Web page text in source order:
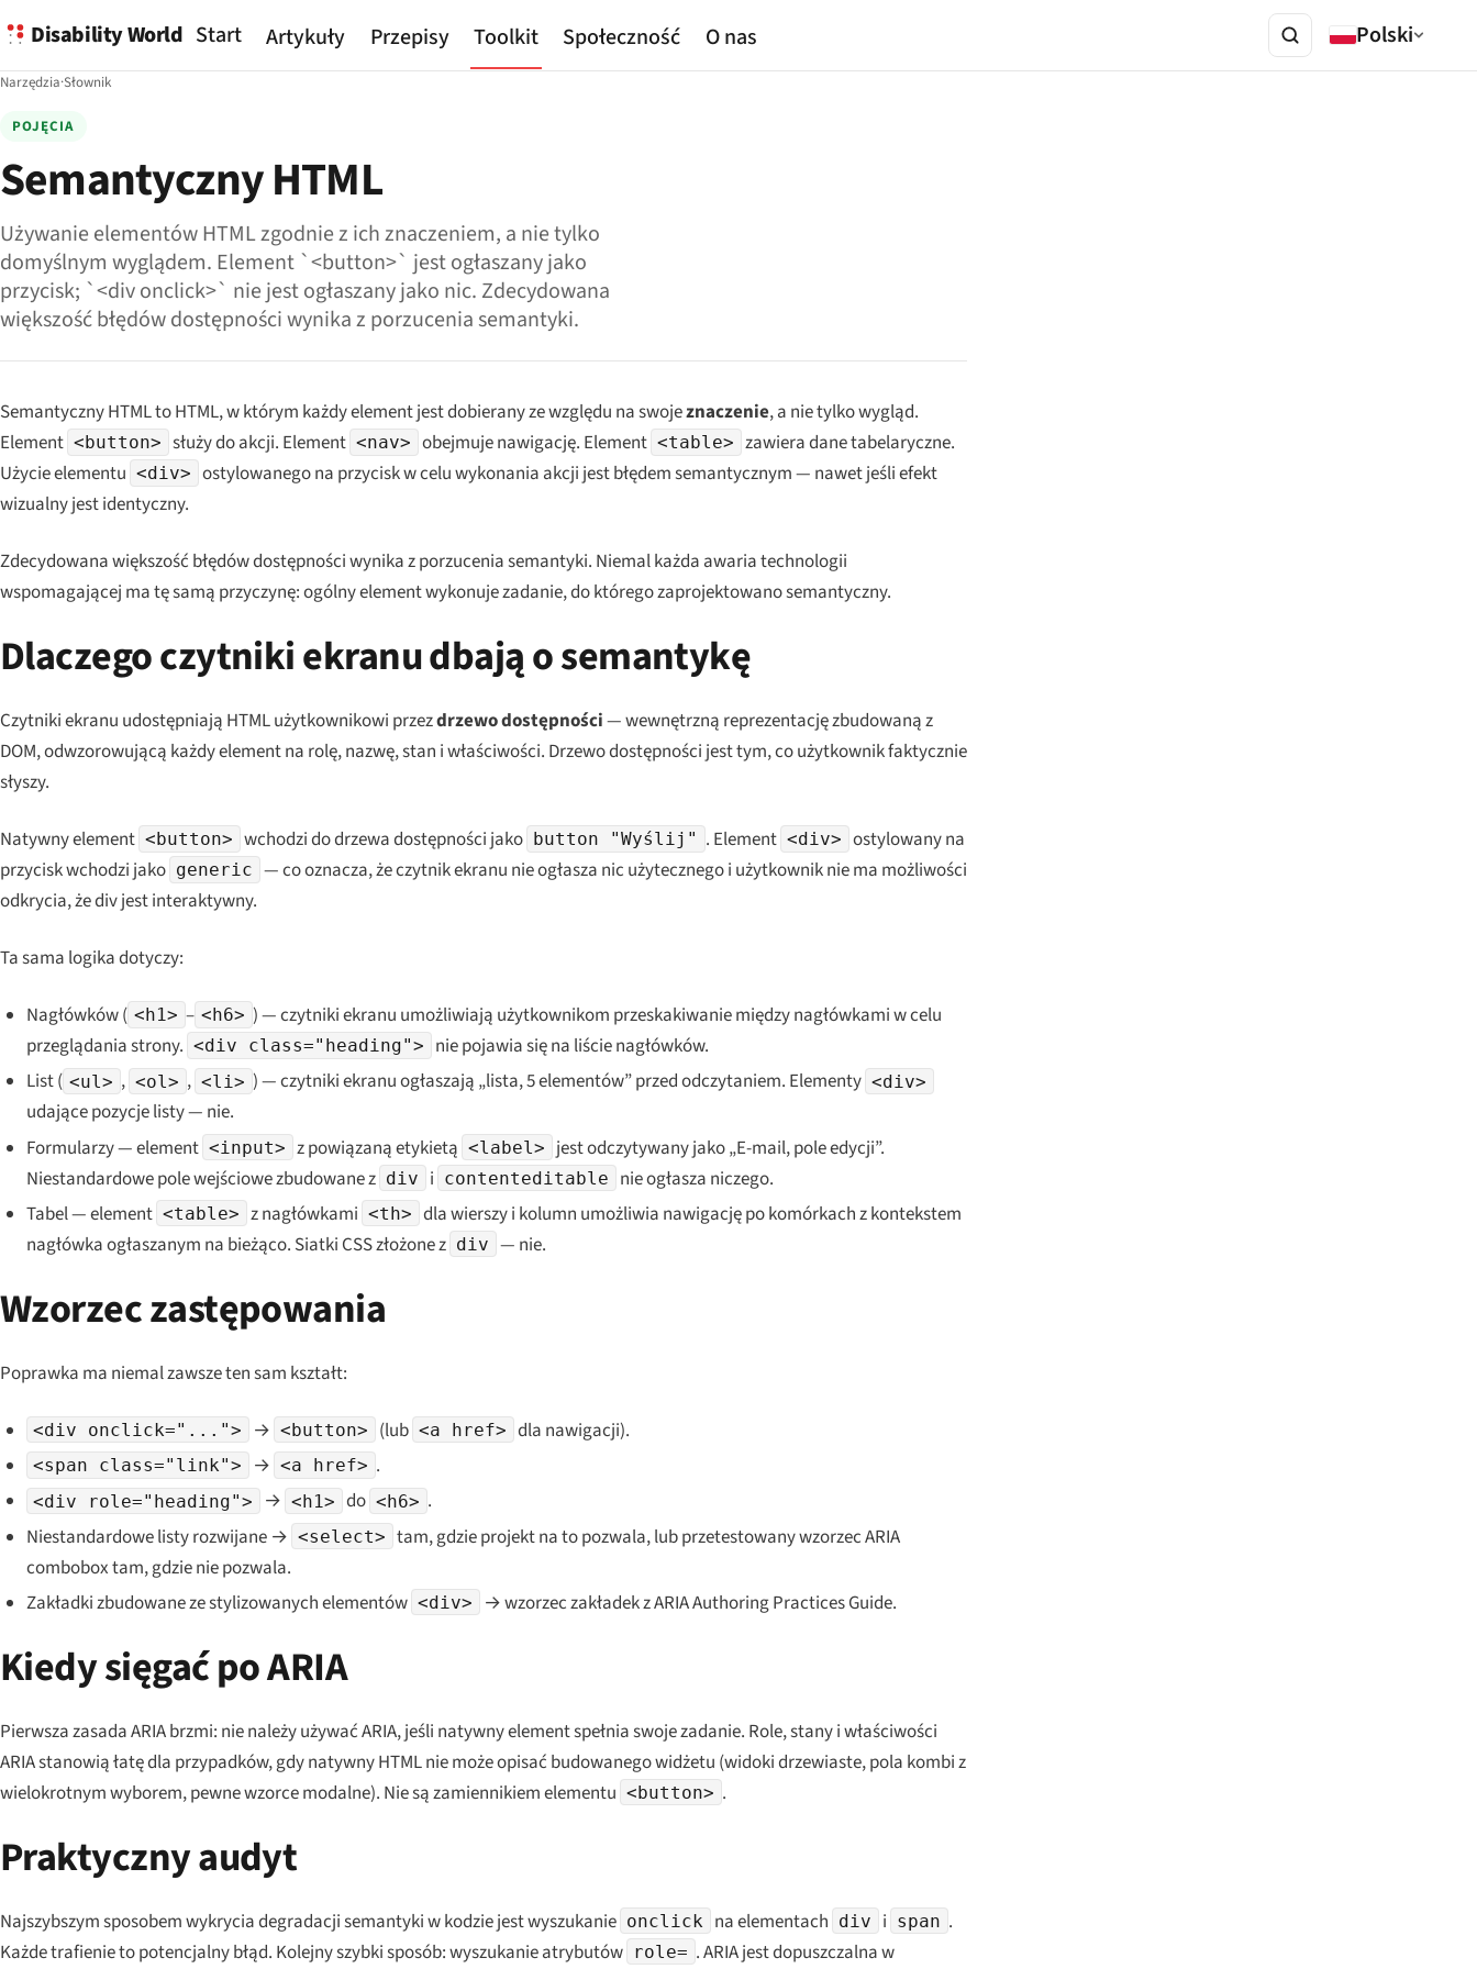
Disability World Start Artykuły Przepisy Toolkit Społeczność O nas Polski
Narzędzia·Słownik
POJĘCIA
Semantyczny HTML
Używanie elementów HTML zgodnie z ich znaczeniem, a nie tylko
domyślnym wyglądem. Element `<button>` jest ogłaszany jako
przycisk; `<div onclick>` nie jest ogłaszany jako nic. Zdecydowana
większość błędów dostępności wynika z porzucenia semantyki.
Semantyczny HTML to HTML, w którym każdy element jest dobierany ze względu na swojeznaczenie, a nie tylko wygląd.
Element <button> służy do akcji. Element <nav> obejmuje nawigację. Element <table> zawiera dane tabelaryczne.
Użycie elementu <div> ostylowanego na przycisk w celu wykonania akcji jest błędem semantycznym — nawet jeśli efekt
wizualny jest identyczny.
Zdecydowana większość błędów dostępności wynika z porzucenia semantyki. Niemal każda awaria technologii
wspomagającej ma tę samą przyczynę: ogólny element wykonuje zadanie, do którego zaprojektowano semantyczny.
Dlaczego czytniki ekranu dbają o semantykę
Czytniki ekranu udostępniają HTML użytkownikowi przezdrzewo dostępności— wewnętrzną reprezentację zbudowaną z
DOM, odwzorowującą każdy element na rolę, nazwę, stan i właściwości. Drzewo dostępności jest tym, co użytkownik faktycznie
słyszy.
Natywny element <button> wchodzi do drzewa dostępności jako button "Wyślij" . Element <div> ostylowany na
przycisk wchodzi jako generic — co oznacza, że czytnik ekranu nie ogłasza nic użytecznego i użytkownik nie ma możliwości
odkrycia, że div jest interaktywny.
Ta sama logika dotyczy:
Nagłówków ( <h1> – <h6> ) — czytniki ekranu umożliwiają użytkownikom przeskakiwanie między nagłówkami w celu
przeglądania strony. <div class="heading">
nie pojawia się na liście nagłówków.
List ( <ul> , <ol> , <li> ) — czytniki ekranu ogłaszają „lista, 5 elementów” przed odczytaniem. Elementy <div>
udające pozycje listy — nie.
Formularzy — element <input> z powiązaną etykietą <label>
jest odczytywany jako „E-mail, pole edycji”.
Niestandardowe pole wejściowe zbudowane z div i contenteditable
nie ogłasza niczego.
Tabel — element <table> z nagłówkami <th> dla wierszy i kolumn umożliwia nawigację po komórkach z kontekstem
nagłówka ogłaszanym na bieżąco. Siatki CSS złożone z div — nie.
Wzorzec zastępowania
Poprawka ma niemal zawsze ten sam kształt:
<div onclick="..."> → <button> (lub <a href> dla nawigacji).
<span class="link"> → <a href> .
<div role="heading"> → <h1> do <h6> .
Niestandardowe listy rozwijane → <select> tam, gdzie projekt na to pozwala, lub przetestowany wzorzec ARIA
combobox tam, gdzie nie pozwala.
Zakładki zbudowane ze stylizowanych elementów <div> → wzorzec zakładek z ARIA Authoring Practices Guide.
Kiedy sięgać po ARIA
Pierwsza zasada ARIA brzmi: nie należy używać ARIA, jeśli natywny element spełnia swoje zadanie. Role, stany i właściwości
ARIA stanowiąłatędla przypadków, gdy natywny HTML nie może opisać budowanego widżetu (widoki drzewiaste, pola kombi z
wielokrotnym wyborem, pewne wzorce modalne). Nie są zamiennikiem elementu <button> .
Praktyczny audyt
Najszybszym sposobem wykrycia degradacji semantyki w kodzie jest wyszukanie onclick na elementach div i span .
Każde trafienie to potencjalny błąd. Kolejny szybki sposób: wyszukanie atrybutów role= . ARIA jest dopuszczalna w